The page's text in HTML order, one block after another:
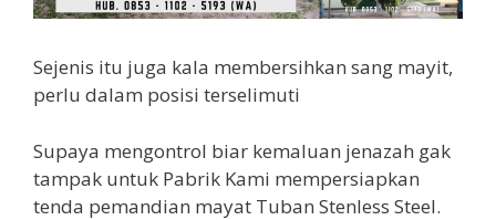
Sejenis itu juga kala membersihkan sang mayit,
perlu dalam posisi terselimuti
Supaya mengontrol biar kemaluan jenazah gak
tampak untuk Pabrik Kami mempersiapkan
tenda pemandian mayat Tuban Stenless Steel.